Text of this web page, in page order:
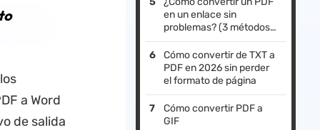
a Word
de salida
en un enlace sin
problemas? (3 métodos
probados)
Cómo convertir de TXT a
PDF en 2026 sin perder
el formato de página
Cómo convertir PDF a
GIF